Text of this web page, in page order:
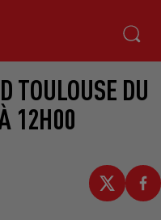
TOULOUSE DU
12H00